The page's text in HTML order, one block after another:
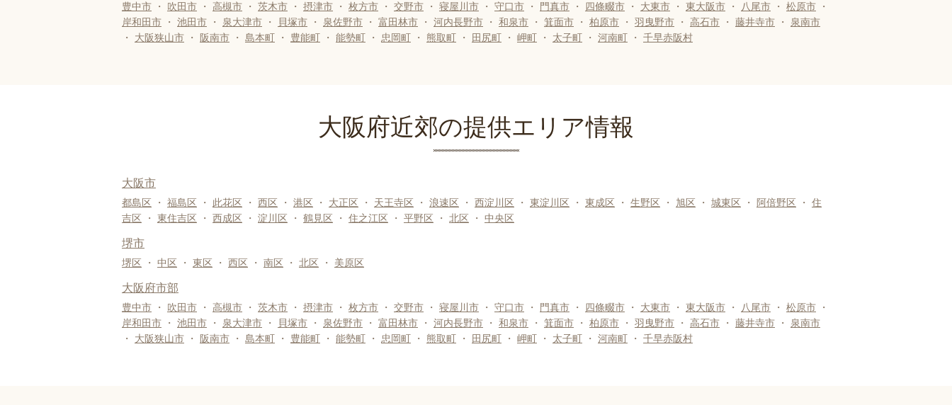
豊中市 ・ 吹田市 ・ 高槻市 ・ 茨木市 ・ 摂津市 ・ 枚方市 ・ 交野市 ・ 寝屋川市 ・ 守口市 ・ 門真市 ・ 四條畷市 ・ 大東市 ・ 東大阪市 ・ 八尾市 ・ 松原市 ・
岸和田市 ・ 池田市 ・ 泉大津市 ・ 貝塚市 ・ 泉佐野市 ・ 富田林市 ・ 河内長野市 ・ 和泉市 ・ 箕面市 ・ 柏原市 ・ 羽曳野市 ・ 高石市 ・ 藤井寺市 ・ 泉南市
・ 大阪狭山市 ・ 阪南市 ・ 島本町 ・ 豊能町 ・ 能勢町 ・ 忠岡町 ・ 熊取町 ・ 田尻町 ・ 岬町 ・ 太子町 ・ 河南町 ・ 千早赤阪村
大阪府近郊の提供エリア情報
大阪市
都島区 ・ 福島区 ・ 此花区 ・ 西区 ・ 港区 ・ 大正区 ・ 天王寺区 ・ 浪速区 ・ 西淀川区 ・ 東淀川区 ・ 東成区 ・ 生野区 ・ 旭区 ・ 城東区 ・ 阿倍野区 ・ 住
吉区 ・ 東住吉区 ・ 西成区 ・ 淀川区 ・ 鶴見区 ・ 住之江区 ・ 平野区 ・ 北区 ・ 中央区
堺市
堺区 ・ 中区 ・ 東区 ・ 西区 ・ 南区 ・ 北区 ・ 美原区
大阪府市部
豊中市 ・ 吹田市 ・ 高槻市 ・ 茨木市 ・ 摂津市 ・ 枚方市 ・ 交野市 ・ 寝屋川市 ・ 守口市 ・ 門真市 ・ 四條畷市 ・ 大東市 ・ 東大阪市 ・ 八尾市 ・ 松原市 ・
岸和田市 ・ 池田市 ・ 泉大津市 ・ 貝塚市 ・ 泉佐野市 ・ 富田林市 ・ 河内長野市 ・ 和泉市 ・ 箕面市 ・ 柏原市 ・ 羽曳野市 ・ 高石市 ・ 藤井寺市 ・ 泉南市
・ 大阪狭山市 ・ 阪南市 ・ 島本町 ・ 豊能町 ・ 能勢町 ・ 忠岡町 ・ 熊取町 ・ 田尻町 ・ 岬町 ・ 太子町 ・ 河南町 ・ 千早赤阪村